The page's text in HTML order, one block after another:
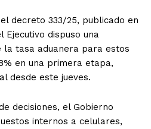
decreto 333/25, publicado en
Ejecutivo dispuso una
la tasa aduanera para estos
en una primera etapa,
desde este jueves.
decisiones, el Gobierno
internos a celulares,